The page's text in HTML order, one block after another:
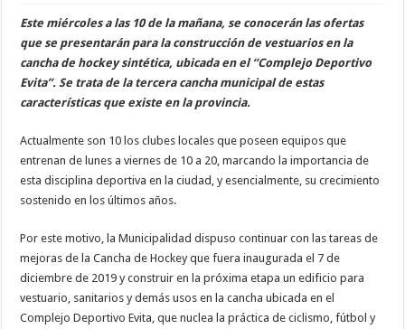
Este miércoles a las 10 de la mañana, se conocerán las ofertas
que se presentarán para la construcción de vestuarios en la
cancha de hockey sintética, ubicada en el “Complejo Deportivo
Evita”. Se trata de la tercera cancha municipal de estas
características que existe en la provincia.
Actualmente son 10 los clubes locales que poseen equipos que
entrenan de lunes a viernes de 10 a 20, marcando la importancia de
esta disciplina deportiva en la ciudad, y esencialmente, su crecimiento
sostenido en los últimos años.
Por este motivo, la Municipalidad dispuso continuar con las tareas de
mejoras de la Cancha de Hockey que fuera inaugurada el 7 de
diciembre de 2019 y construir en la próxima etapa un edificio para
vestuario, sanitarios y demás usos en la cancha ubicada en el
Complejo Deportivo Evita, que nuclea la práctica de ciclismo, fútbol y